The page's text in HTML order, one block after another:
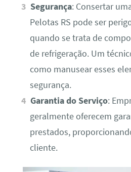
Segurança: Consertar
Pelotas RS pode ser
quando se trata de
de refrigeração. Um
como manusear esses
segurança.
Garantia do Serviço:
geralmente oferecem
prestados,
cliente.